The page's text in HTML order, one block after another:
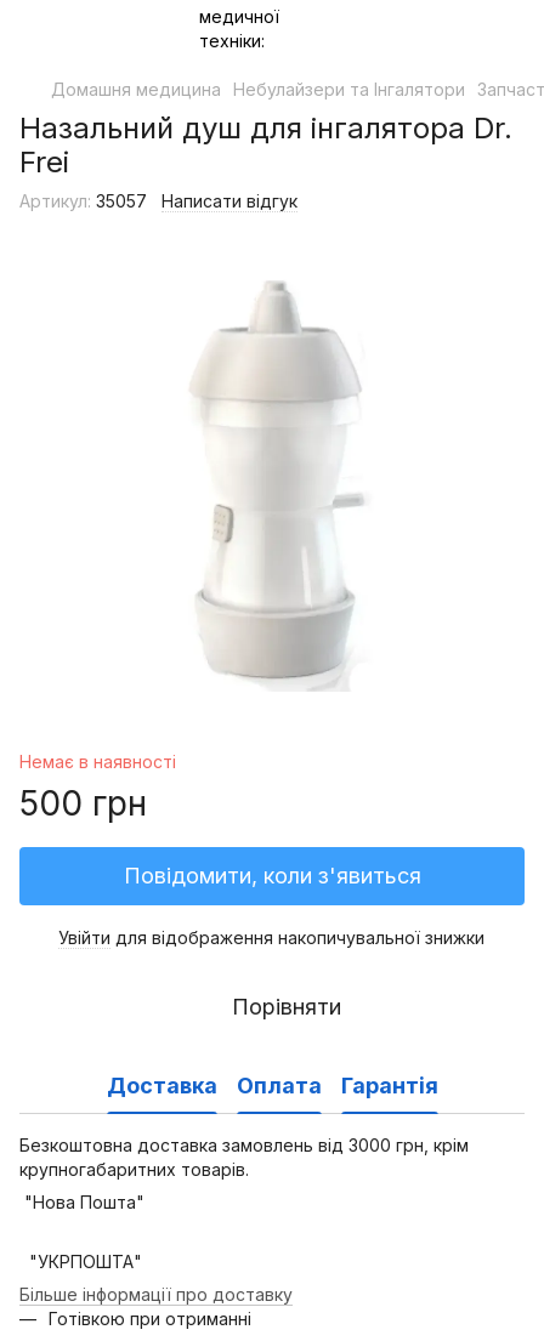
Домашня медицина Небулайзери та Інгалятори
Назальний душ для інгалятора Dr.
Frei
Артикул: 35057 Написати відгук
Немає в наявності
500 грн
Повідомити, коли з'явиться
Увійти для відображення накопичувальної знижки
Порівняти
Доставка Оплата Гарантія
Безкоштовна доставка замовлень від 3000 грн, крім
крупногабаритних товарів.
"Нова Пошта"
"УКРПОШТА"
Більше інформації про доставку
Готівкою при отриманні